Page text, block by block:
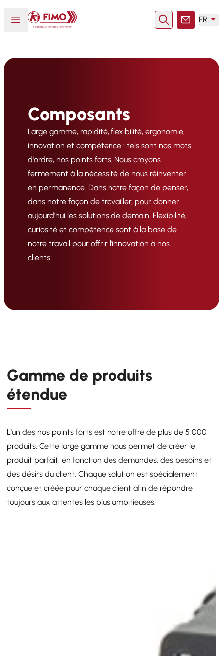
Ouvrir ou fermer le menu
Retour à l'accueil
Rechercher
Contact
FR
Composants
Large gamme, rapidité, flexibilité, ergonomie,
innovation et compétence : tels sont nos mots
d'ordre, nos points forts. Nous croyons
fermement à la nécessité de nous réinventer
en permanence. Dans notre façon de penser,
dans notre façon de travailler, pour donner
aujourd'hui les solutions de demain. Flexibilité,
curiosité et compétence sont à la base de
notre travail pour offrir l'innovation à nos
clients.
Gamme de produits
étendue
L'un des nos points forts est notre offre de plus de 5 000
produits. Cette large gamme nous permet de créer le
produit parfait, en fonction des demandes, des besoins et
des désirs du client. Chaque solution est spécialement
conçue et créée pour chaque client afin de répondre
toujours aux attentes les plus ambitieuses.